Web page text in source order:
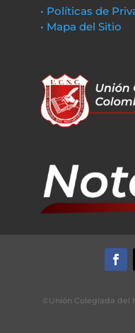
• Políticas de
• Mapa del Sitio
©Unión Colegiada del